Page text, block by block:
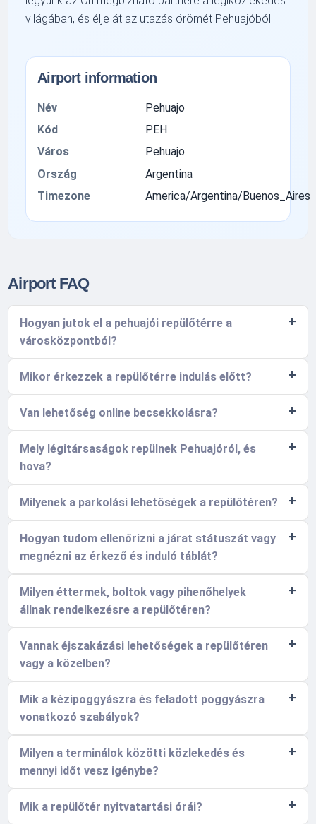
világában, és élje át az utazás örömét Pehuajóból!
Airport information
Név
Pehuajo
Kód
PEH
Város
Pehuajo
Ország
Argentina
Timezone
America/Argentina/Buenos_Aires
Airport FAQ
Hogyan jutok el a pehuajói repülőtérre a
városközpontból?
Mikor érkezzek a repülőtérre indulás előtt?
Van lehetőség online becsekkolásra?
Mely légitársaságok repülnek Pehuajóról, és
hova?
Milyenek a parkolási lehetőségek a repülőtéren?
Hogyan tudom ellenőrizni a járat státuszát vagy
megnézni az érkező és induló táblát?
Milyen éttermek, boltok vagy pihenőhelyek
állnak rendelkezésre a repülőtéren?
Vannak éjszakázási lehetőségek a repülőtéren
vagy a közelben?
Mik a kézipoggyászra és feladott poggyászra
vonatkozó szabályok?
Milyen a terminálok közötti közlekedés és
mennyi időt vesz igénybe?
Mik a repülőtér nyitvatartási órái?